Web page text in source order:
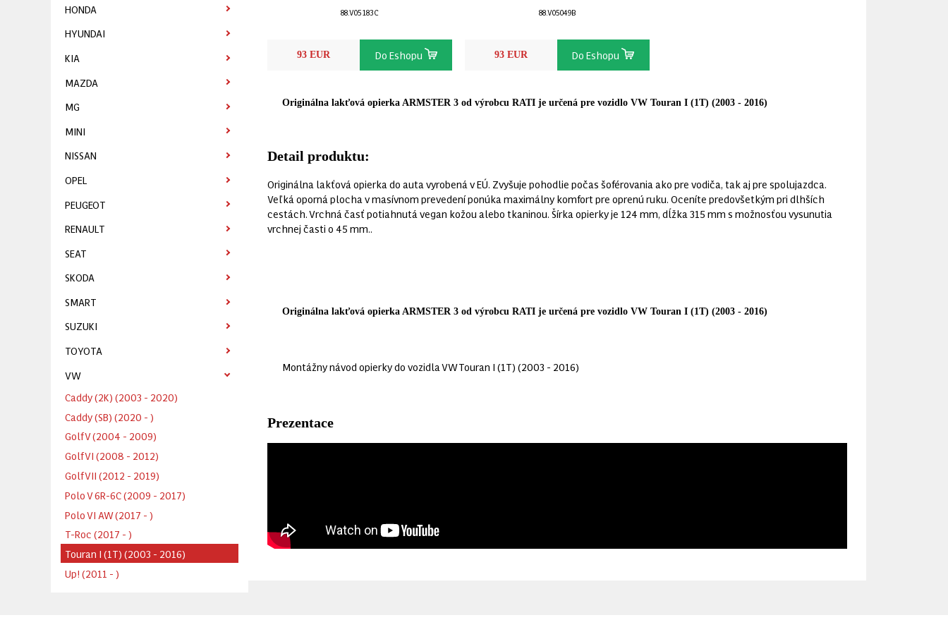
HONDA
HYUNDAI
KIA
MAZDA
MG
MINI
NISSAN
OPEL
PEUGEOT
RENAULT
SEAT
SKODA
SMART
SUZUKI
TOYOTA
VW
Caddy (2K) (2003 - 2020)
Caddy (SB) (2020 - )
Golf V (2004 - 2009)
Golf VI (2008 - 2012)
Golf VII (2012 - 2019)
Polo V 6R-6C (2009 - 2017)
Polo VI AW (2017 - )
T-Roc (2017 - )
Touran I (1T) (2003 - 2016)
Up! (2011 - )
88.V05183C
93 EUR Do Eshopu
88.V05049B
93 EUR Do Eshopu
Originálna lakťová opierka ARMSTER 3 od výrobcu RATI je určená pre vozidlo VW Touran I (1T) (2003 - 2016)
Detail produktu:
Originálna lakťová opierka do auta vyrobená v EÚ. Zvyšuje pohodlie počas šoférovania ako pre vodiča, tak aj pre spolujazdca.
Veľká oporná plocha v masívnom prevedení ponúka maximálny komfort pre oprenú ruku. Oceníte predovšetkým pri dlhších
cestách. Vrchná časť potiahnutá vegan kožou alebo tkaninou. Šírka opierky je 124 mm, dĺžka 315 mm s možnosťou vysunutia
vrchnej časti o 45 mm..
Originálna lakťová opierka ARMSTER 3 od výrobcu RATI je určená pre vozidlo VW Touran I (1T) (2003 - 2016)
Montážny návod opierky do vozidla VW Touran I (1T) (2003 - 2016)
Prezentace